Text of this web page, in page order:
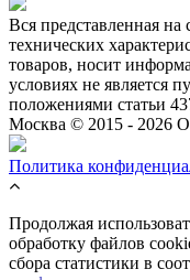
Вся представленная
технических
товаров, носит
условиях не является
положениями статьи
Москва © 2015 - 2026
Политика
Продолжая
обработку файлов
сбора статистики в